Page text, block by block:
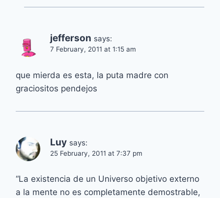
jefferson says:
7 February, 2011 at 1:15 am
que mierda es esta, la puta madre con
graciositos pendejos
Luy says:
25 February, 2011 at 7:37 pm
“La existencia de un Universo objetivo externo
a la mente no es completamente demostrable,